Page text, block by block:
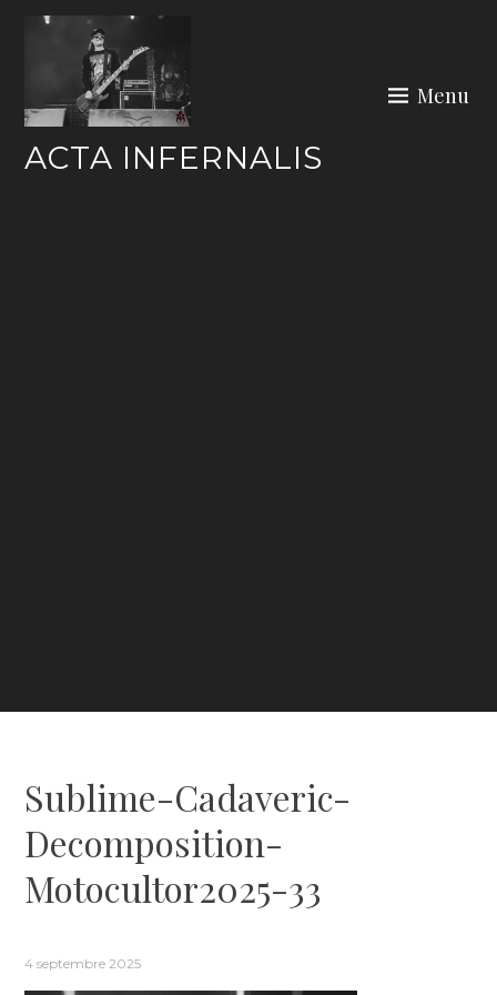
ACTA INFERNALIS
Menu
Sublime-Cadaveric-
Decomposition-
Motocultor2025-33
4 septembre 2025